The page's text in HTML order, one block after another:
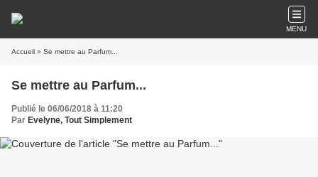
MENU
Accueil » Se mettre au Parfum...
Se mettre au Parfum...
Publié le 06/06/2018 à 11:20
Par Evelyne, Tout Simplement